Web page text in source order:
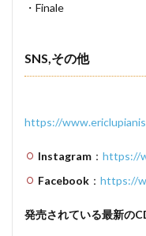
・Finale
SNS,その他
https://
Instagram ： https://
Facebook ： https://
発売されている最新の